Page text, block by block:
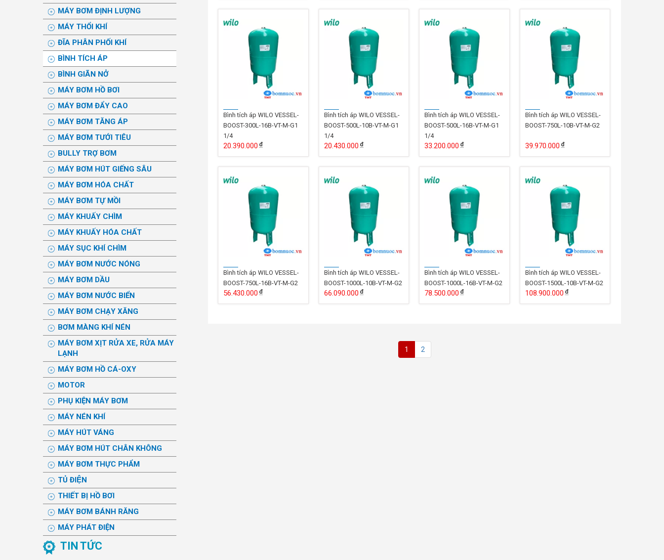
MÁY BƠM ĐỊNH LƯỢNG
MÁY THỔI KHÍ
ĐĨA PHÂN PHỐI KHÍ
BÌNH TÍCH ÁP
BÌNH GIÃN NỞ
MÁY BƠM HỒ BƠI
MÁY BƠM ĐẨY CAO
MÁY BƠM TĂNG ÁP
MÁY BƠM TƯỚI TIÊU
BULLY TRỢ BƠM
MÁY BƠM HÚT GIẾNG SÂU
MÁY BƠM HÓA CHẤT
MÁY BƠM TỰ MỒI
MÁY KHUẤY CHÌM
MÁY KHUẤY HÓA CHẤT
MÁY SỤC KHÍ CHÌM
MÁY BƠM NƯỚC NÓNG
MÁY BƠM DẦU
MÁY BƠM NƯỚC BIỂN
MÁY BƠM CHẠY XĂNG
BƠM MÀNG KHÍ NÉN
MÁY BƠM XỊT RỬA XE, RỬA MÁY
LẠNH
MÁY BƠM HỒ CÁ-OXY
MOTOR
PHỤ KIỆN MÁY BƠM
MÁY NÉN KHÍ
MÁY HÚT VÁNG
MÁY BƠM HÚT CHÂN KHÔNG
MÁY BƠM THỰC PHẨM
TỦ ĐIỆN
THIẾT BỊ HỒ BƠI
MÁY BƠM BÁNH RĂNG
MÁY PHÁT ĐIỆN
TIN TỨC
Bình tích áp WILO VESSEL-
BOOST-300L-16B-VT-M-G1
1/4
20.390.000
Bình tích áp WILO VESSEL-
BOOST-500L-10B-VT-M-G1
1/4
20.430.000
Bình tích áp WILO VESSEL-
BOOST-500L-16B-VT-M-G1
1/4
33.200.000
Bình tích áp WILO VESSEL-
BOOST-750L-10B-VT-M-G2
39.970.000
Bình tích áp WILO VESSEL-
BOOST-750L-16B-VT-M-G2
56.430.000
Bình tích áp WILO VESSEL-
BOOST-1000L-10B-VT-M-G2
66.090.000
Bình tích áp WILO VESSEL-
BOOST-1000L-16B-VT-M-G2
78.500.000
Bình tích áp WILO VESSEL-
BOOST-1500L-10B-VT-M-G2
108.900.000
1 2